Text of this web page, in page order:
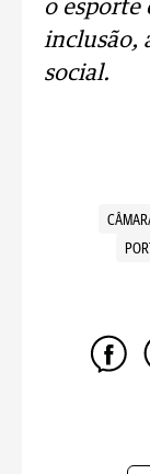
o esporte
inclusão,
social.